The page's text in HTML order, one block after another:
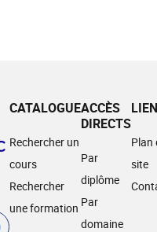
CATALOGUE
Rechercher un
cours
Rechercher
une formation
ACCÈS
DIRECTS
Par
diplôme
Par
domaine
Plan
site